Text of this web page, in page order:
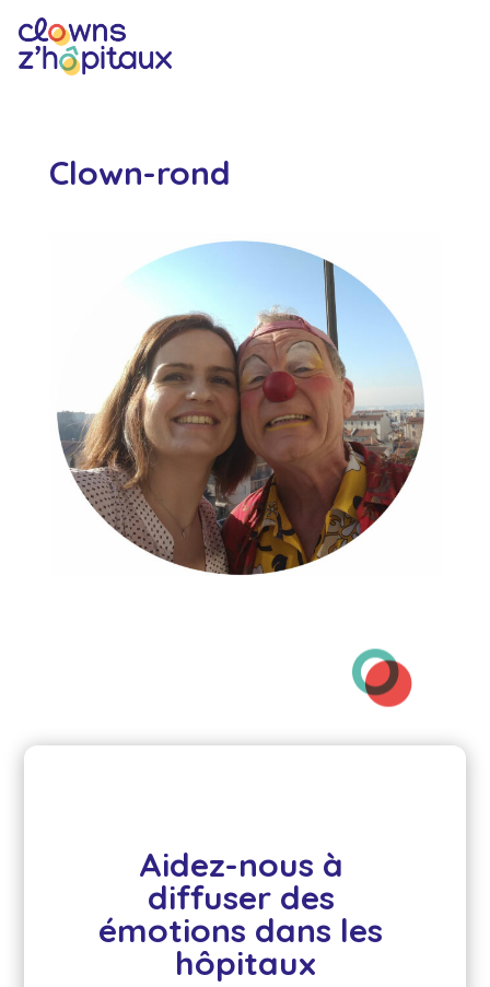
Clown-rond
Aidez-nous à
diffuser des
émotions dans les
hôpitaux